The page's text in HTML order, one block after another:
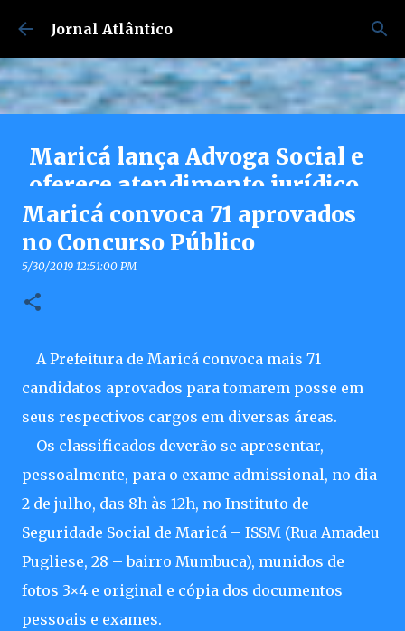
Pular para o conteúdo principal
Jornal Atlântico
Maricá lança Advoga Social e
oferece atendimento jurídico
gratuito e online 24h para
moradores
7/30/2026 04:53:00 PM
Maricá convoca 71 aprovados
no Concurso Público
5/30/2019 12:51:00 PM
A Prefeitura de Maricá convoca mais 71
candidatos aprovados para tomarem posse em
seus respectivos cargos em diversas áreas.
Os classificados deverão se apresentar,
pessoalmente, para o exame admissional, no dia
2 de julho, das 8h às 12h, no Instituto de
Seguridade Social de Maricá – ISSM (Rua Amadeu
Pugliese, 28 – bairro Mumbuca), munidos de
fotos 3×4 e original e cópia dos documentos
pessoais e exames.